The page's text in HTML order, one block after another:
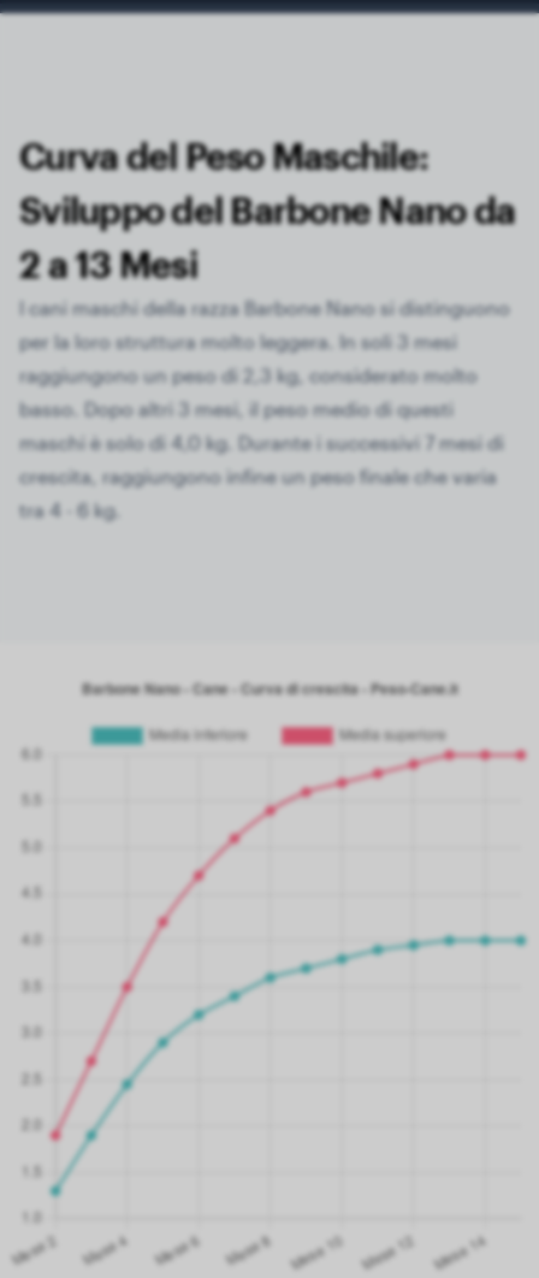
Curva del Peso Maschile:
Sviluppo del Barbone Nano da
2 a 13 Mesi
I cani maschi della razza Barbone Nano si distinguono
per la loro struttura molto leggera. In soli 3 mesi
raggiungono un peso di 2,3 kg, considerato molto
basso. Dopo altri 3 mesi, il peso medio di questi
maschi è solo di 4,0 kg. Durante i successivi 7 mesi di
crescita, raggiungono infine un peso finale che varia
tra 4 - 6 kg.